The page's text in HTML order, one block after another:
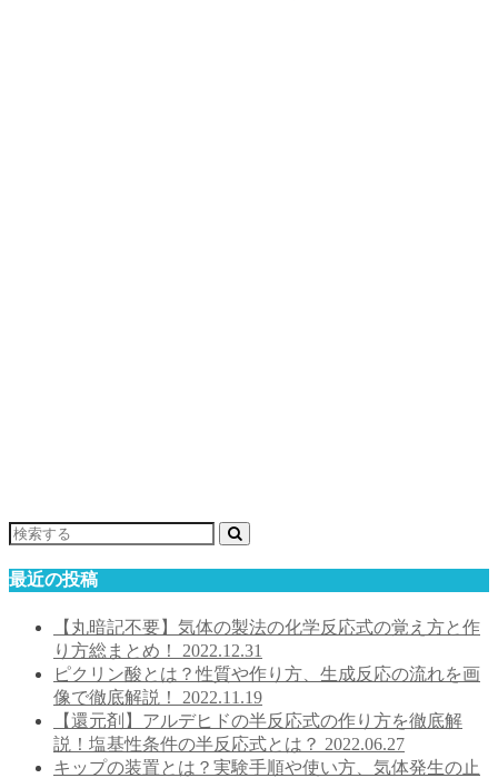
最近の投稿
【丸暗記不要】気体の製法の化学反応式の覚え方と作
り方総まとめ！ 2022.12.31
ピクリン酸とは？性質や作り方、生成反応の流れを画
像で徹底解説！ 2022.11.19
【還元剤】アルデヒドの半反応式の作り方を徹底解
説！塩基性条件の半反応式とは？ 2022.06.27
キップの装置とは？実験手順や使い方、気体発生の止